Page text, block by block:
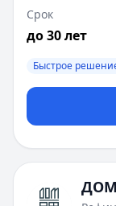
Срок
до 30 лет
Быстрое